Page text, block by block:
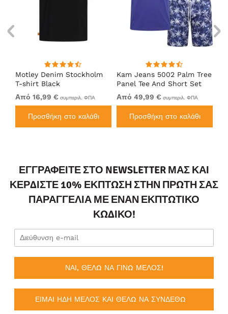
Motley Denim Stockholm
T-shirt Black
Από 16,99 € συμπεριλ. ΦΠΑ
Προσθήκη στο καλάθι
Kam Jeans 5002 Palm Tree
Panel Tee And Short Set
Electric Blue
Από 49,99 € συμπεριλ. ΦΠΑ
Προσθήκη στο καλάθι
ΕΓΓΡΑΦΕΊΤΕ ΣΤΟ NEWSLETTER ΜΑΣ ΚΑΙ
ΚΕΡΔΊΣΤΕ 10% ΈΚΠΤΩΣΗ ΣΤΗΝ ΠΡΏΤΗ ΣΑΣ
ΠΑΡΑΓΓΕΛΊΑ ΜΕ ΈΝΑΝ ΕΚΠΤΩΤΙΚΌ
ΚΩΔΙΚΌ!
ΝΑΙ, ΘΕΛΩ ΝΑ ΓΙΝΩ ΜΕΛΟΣ!
ΕΙΜΑΙ ΗΔΗ ΜΕΛΟΣ ΚΑΙ ΘΕΛΩ ΝΑ ΣΥΝΔΕΘΩ